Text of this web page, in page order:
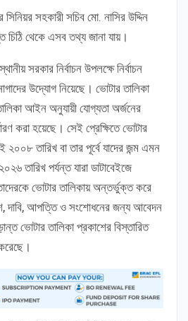
সহকারী সচিব মো. নাসির উদ্দিন
চিঠি থেকে এসব তথ্য জানা যায়।
সরকার নির্বাচন উপলক্ষে নির্বাচন
উদ্যোগ নিয়েছে। ভোটার তালিকা
আইন অনুযায়ী যোগ্যতা অর্জনের
করা হয়েছে। সেই প্রেক্ষিতে ভোটার
২০০৮ তারিখ বা তার পূর্বে যাদের জন্ম এমন
তারিখ পর্যন্ত যারা ডাটাবেইজে
ভোটার তালিকায় অন্তর্ভুক্ত করে
দাবি, আপত্তি ও সংশোধনের জন্য আবেদন
ভোটার তালিকা প্রকাশের বিস্তারিত